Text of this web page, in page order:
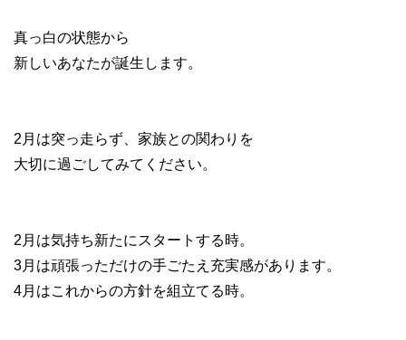
真っ白の状態から
新しいあなたが誕生します。
2月は突っ走らず、家族との関わりを
大切に過ごしてみてください。
2月は気持ち新たにスタートする時。
3月は頑張っただけの手ごたえ充実感があります。
4月はこれからの方針を組立てる時。